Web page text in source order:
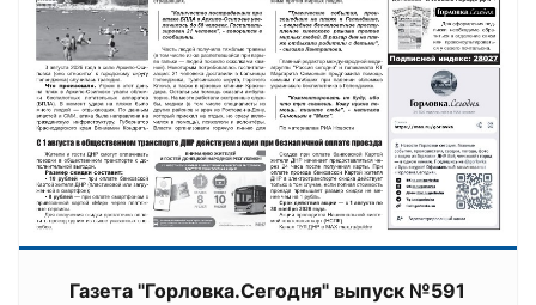
Газета "Горловка.Сегодня" выпуск №591